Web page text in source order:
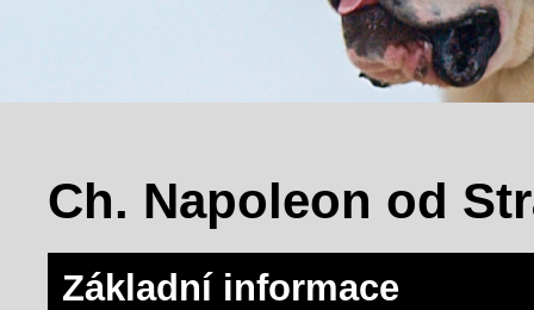
Ch. Napoleon od
Základní informace